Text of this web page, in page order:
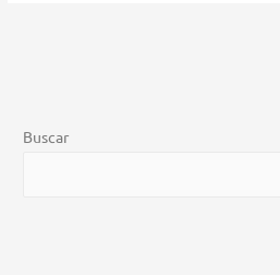
Buscar